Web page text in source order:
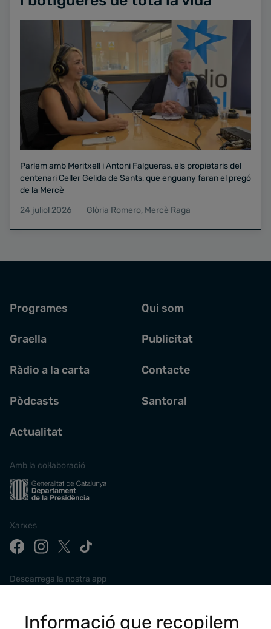
Parlem amb Meritxell i Antoni Falgueras, els propietaris del
centenari Celler Gelida de Sants, que enguany faran el pregó
de la Mercè
24 juliol 2026
Glòria Romero, Mercè Raga
Programes
Graella
Ràdio a la carta
Pòdcasts
Actualitat
Qui som
Publicitat
Contacte
Santoral
Amb la col·laboració
Xarxes
Descarrega la nostra app
Informació que recopilem